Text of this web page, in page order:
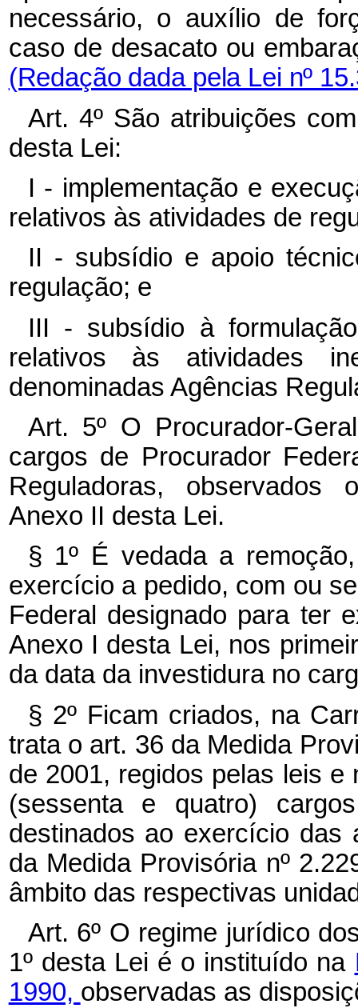
necessário, o auxílio de
caso de desacato ou
(Redação dada pela Lei nº
Art. 4º São atribuições
desta Lei:
I - implementação e
relativos às atividades de
II - subsídio e apoio
regulação; e
III - subsídio à
relativos às atividades
denominadas Agências
Art. 5º O Procurador-
cargos de Procurador
Reguladoras, observados
Anexo II desta Lei.
§ 1º É vedada a
exercício a pedido, com ou
Federal designado para ter
Anexo I desta Lei, nos
da data da investidura no
§ 2º Ficam criados, na
trata o art. 36 da Medida
de 2001, regidos pelas leis
(sessenta e quatro)
destinados ao exercício das
da Medida Provisória nº
âmbito das respectivas
Art. 6º O regime jurídico
1º desta Lei é o instituído na
1990, observadas as